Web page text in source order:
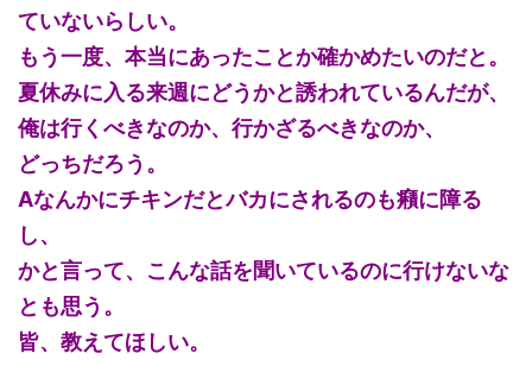
ていないらしい。
もう一度、本当にあったことか確かめたいのだと。
夏休みに入る来週にどうかと誘われているんだが、
俺は行くべきなのか、行かざるべきなのか、
どっちだろう。
Aなんかにチキンだとバカにされるのも癪に障る
し、
かと言って、こんな話を聞いているのに行けないな
とも思う。
皆、教えてほしい。